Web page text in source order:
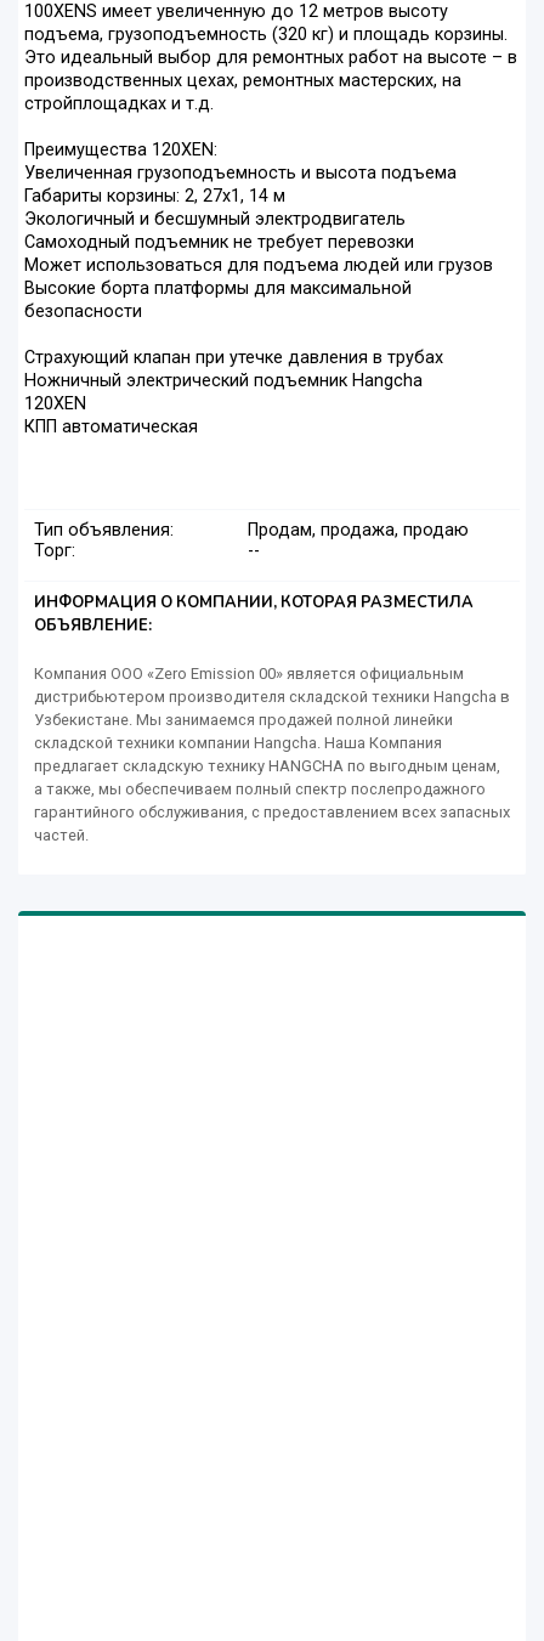
100XENS имеет увеличенную до 12 метров высоту
подъема, грузоподъемность (320 кг) и площадь корзины.
Это идеальный выбор для ремонтных работ на высоте – в
производственных цехах, ремонтных мастерских, на
стройплощадках и т.д.
Преимущества 120XEN:
Увеличенная грузоподъемность и высота подъема
Габариты корзины: 2, 27х1, 14 м
Экологичный и бесшумный электродвигатель
Самоходный подъемник не требует перевозки
Может использоваться для подъема людей или грузов
Высокие борта платформы для максимальной
безопасности
Страхующий клапан при утечке давления в трубах
Ножничный электрический подъемник Hangcha
120XEN
КПП автоматическая
Тип объявления:
Продам, продажа, продаю
Торг:
--
ИНФОРМАЦИЯ О КОМПАНИИ, КОТОРАЯ РАЗМЕСТИЛА
ОБЪЯВЛЕНИЕ:
Компания ООО «Zero Emission 00» является официальным
дистрибьютером производителя складской техники Hangcha в
Узбекистане. Мы занимаемся продажей полной линейки
складской техники компании Hangcha. Наша Компания
предлагает складскую технику HANGCHA по выгодным ценам,
а также, мы обеспечиваем полный спектр послепродажного
гарантийного обслуживания, с предоставлением всех запасных
частей.